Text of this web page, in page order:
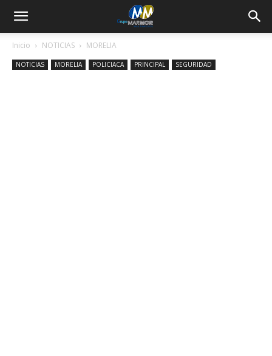
Inicio NOTICIAS MORELIA
NOTICIAS MORELIA POLICIACA PRINCIPAL SEGURIDAD